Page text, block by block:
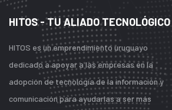
HITOS - TU ALIADO TECNOLÓGICO
HITOS es un emprendimiento uruguayo
dedicado a apoyar a las empresas en la
adopción de tecnología de la información y
comunicación para ayudarlas a ser más